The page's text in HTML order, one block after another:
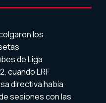
los
de Liga
cuando LRF
directiva había
sesiones con las